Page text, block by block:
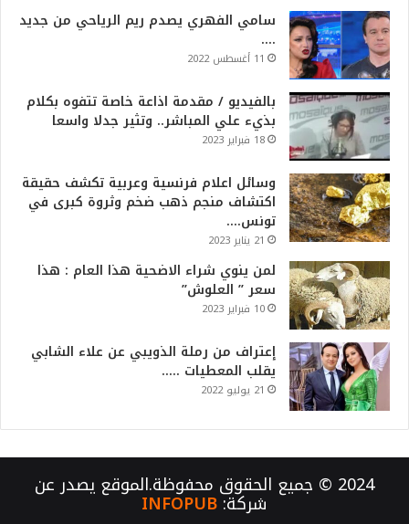
سامي الفهري يصدم ريم الرياحي من جديد
….
11 أغسطس 2022
بالفيديو / مقدمة اذاعة خاصة تتفوه بكلام
بذيء علي المباشر.. وتثير جدلا واسعا
18 فبراير 2023
وسائل اعلام فرنسية وعربية تكشف حقيقة
اكتشاف منجم ذهب ضخم وثروة كبرى في
تونس….
21 يناير 2023
لمن ينوي شراء الاضحية هذا العام : هذا
سعر ” العلوش”
10 فبراير 2023
إعتراف من رملة الذويبي عن علاء الشابي
يقلب المعطيات …..
21 يوليو 2022
2024 © جميع الحقوق محفوظة.الموقع يصدر عن
شركة:INFOPUB